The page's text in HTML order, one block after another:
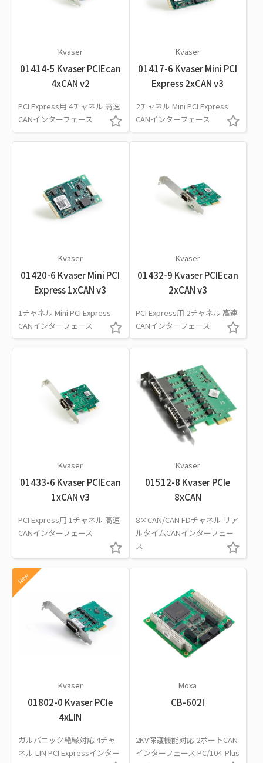
Kvaser
01414-5 Kvaser PCIEcan
4xCAN v2
PCI Express用 4チャネル 高速
CANインターフェース
Kvaser
01417-6 Kvaser Mini PCI
Express 2xCAN v3
2チャネル Mini PCI Express
CANインターフェース
Kvaser
01420-6 Kvaser Mini PCI
Express 1xCAN v3
1チャネル Mini PCI Express
CANインターフェース
Kvaser
01432-9 Kvaser PCIEcan
2xCAN v3
PCI Express用 2チャネル 高速
CANインターフェース
Kvaser
01433-6 Kvaser PCIEcan
1xCAN v3
PCI Express用 1チャネル 高速
CANインターフェース
Kvaser
01512-8 Kvaser PCIe
8xCAN
8×CAN/CAN FDチャネル リア
ルタイムCANインターフェー
ス
New
Kvaser
01802-0 Kvaser PCIe
4xLIN
ガルバニック絶縁対応 4チャ
ネル LIN PCI Expressインター
Moxa
CB-602I
2KV保護機能対応 2ポートCAN
インターフェース PC/104-Plus